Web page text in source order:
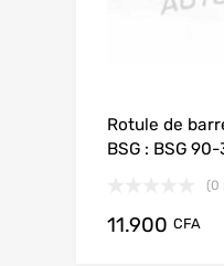
Rotule de
BSG : BSG
(0
11.900 CFA